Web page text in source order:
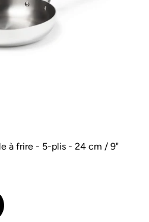
à frire - 5-plis - 24 cm / 9"